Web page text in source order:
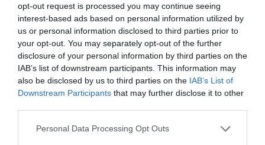
opt-out request is processed you may continue seeing
interest-based ads based on personal information utilized by
us or personal information disclosed to third parties prior to
your opt-out. You may separately opt-out of the further
disclosure of your personal information by third parties on the
IAB’s list of downstream participants. This information may
also be disclosed by us to third parties on the IAB’s List of
Downstream Participants that may further disclose it to other
Please note that this website/app uses one or more Google
Personal Data Processing Opt Outs
06.08.2026 | 09:02
ΗΠΑ: Το τελευταίο μήνυμα της μητέρας στον
πρώην σύζυγό της πριν από τη δολοφονία των
4 παιδιών τους – «Έχουν ίωση»